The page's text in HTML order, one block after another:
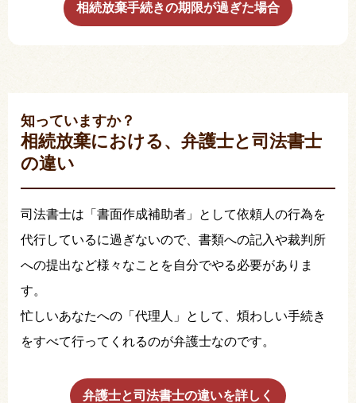
相続放棄手続きの期限が過ぎた場合
知っていますか？
相続放棄における、弁護士と司法書士
の違い
司法書士は「書面作成補助者」として依頼人の行為を
代行しているに過ぎないので、書類への記入や裁判所
への提出など様々なことを自分でやる必要がありま
す。
忙しいあなたへの「代理人」として、煩わしい手続き
をすべて行ってくれるのが弁護士なのです。
弁護士と司法書士の違いを詳しく